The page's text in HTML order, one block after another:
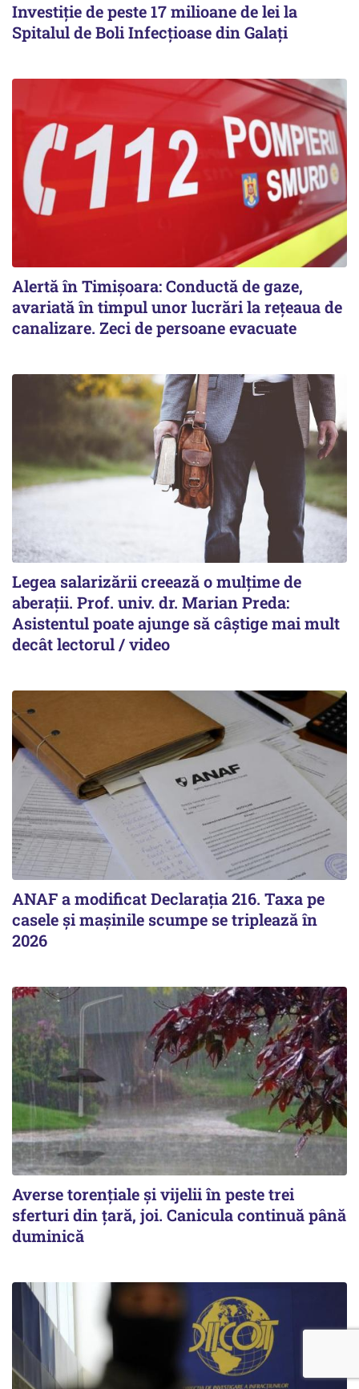
Investiție de peste 17 milioane de lei la
Spitalul de Boli Infecțioase din Galați
Alertă în Timișoara: Conductă de gaze,
avariată în timpul unor lucrări la rețeaua de
canalizare. Zeci de persoane evacuate
Legea salarizării creează o mulțime de
aberații. Prof. univ. dr. Marian Preda:
Asistentul poate ajunge să câștige mai mult
decât lectorul / video
ANAF a modificat Declarația 216. Taxa pe
casele și mașinile scumpe se triplează în
2026
Averse torențiale și vijelii în peste trei
sferturi din țară, joi. Canicula continuă până
duminică